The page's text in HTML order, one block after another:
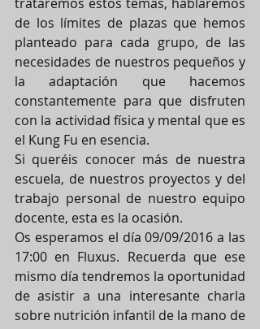
de los límites de plazas que hemos
planteado para cada grupo, de las
necesidades de nuestros pequeños y
la adaptación que hacemos
constantemente para que disfruten
con la actividad física y mental que es
el Kung Fu en esencia.
Si queréis conocer más de nuestra
escuela, de nuestros proyectos y del
trabajo personal de nuestro equipo
docente, esta es la ocasión.
Os esperamos el día 09/09/2016 a las
17:00 en Fluxus. Recuerda que ese
mismo día tendremos la oportunidad
de asistir a una interesante charla
sobre nutrición infantil de la mano de